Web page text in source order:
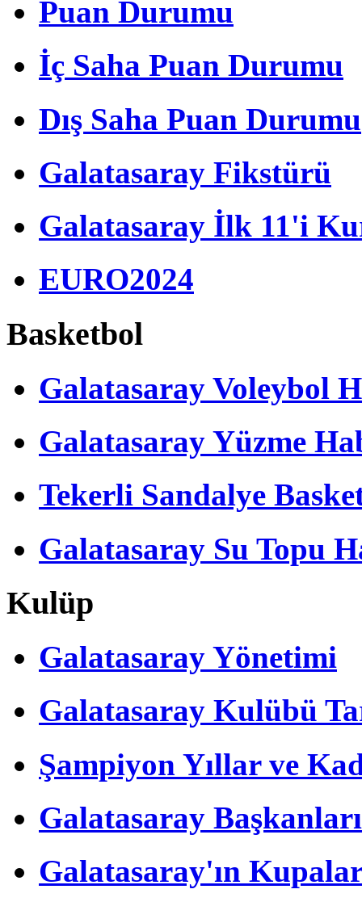
Puan Durumu
İç Saha Puan Durumu
Dış Saha Puan Durumu
Galatasaray Fikstürü
Galatasaray İlk 11'i
EURO2024
Basketbol
Galatasaray Voleybol
Galatasaray Yüzme
Tekerli Sandalye
Galatasaray Su Topu
Kulüp
Galatasaray Yönetimi
Galatasaray Kulübü
Şampiyon Yıllar ve
Galatasaray Başkanları
Galatasaray'ın